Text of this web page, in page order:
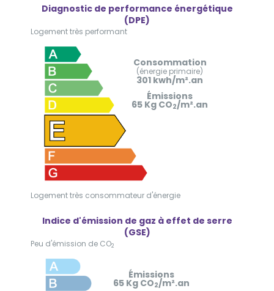
Diagnostic de performance énergétique
(DPE)
Logement très performant
Logement très consommateur d'énergie
Consommation
(énergie primaire)
301 kwh/m².an
Émissions
65 Kg CO2/m².an
Indice d'émission de gaz à effet de serre
(GSE)
Peu d'émission de CO2
Émissions
65 Kg CO2/m².an